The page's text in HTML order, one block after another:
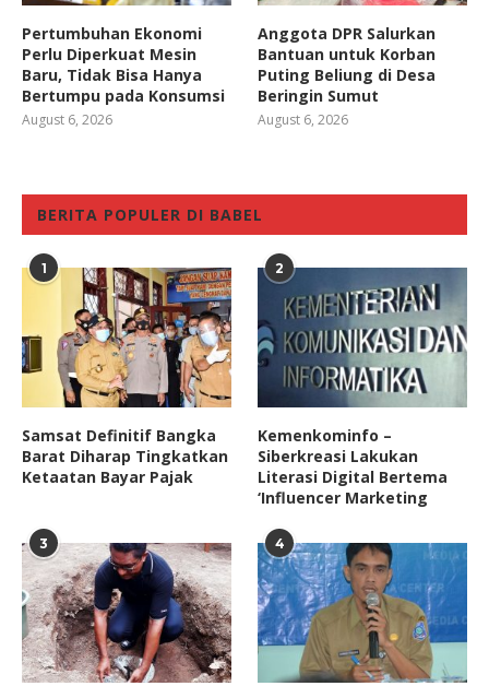
Pertumbuhan Ekonomi
Perlu Diperkuat Mesin
Baru, Tidak Bisa Hanya
Bertumpu pada Konsumsi
August 6, 2026
Anggota DPR Salurkan
Bantuan untuk Korban
Puting Beliung di Desa
Beringin Sumut
August 6, 2026
BERITA POPULER DI BABEL
1
Samsat Definitif Bangka
Barat Diharap Tingkatkan
Ketaatan Bayar Pajak
2
Kemenkominfo –
Siberkreasi Lakukan
Literasi Digital Bertema
‘Influencer Marketing
3 4